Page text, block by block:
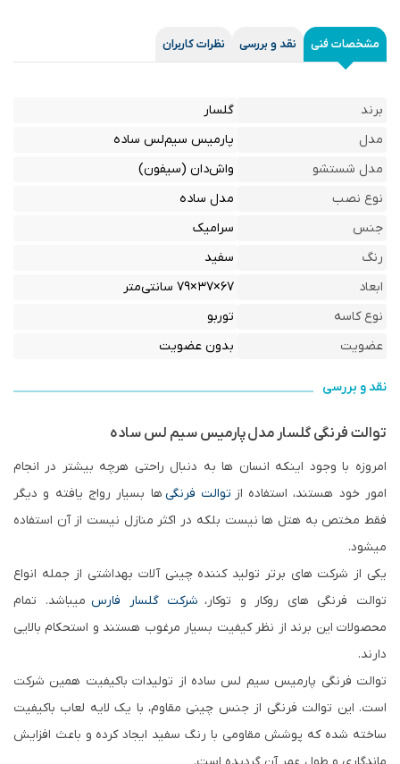
مشخصات فنی نقد و بررسی نظرات کاربران
برند
گلسار
مدل
پارمیس سیم‌لس ساده
مدل شستشو
واش‌دان (سیفون)
نوع نصب
مدل ساده
جنس
سرامیک
رنگ
سفید
ابعاد
۶۷×۳۷×۷۹ سانتی‌متر
نوع کاسه
توربو
عضویت
بدون عضویت
نقد و بررسی
توالت فرنگی گلسار مدل پارمیس سیم لس ساده
امروزه با وجود اینکه انسان ها به دنبال راحتی هرچه بیشتر در انجام
امور خود هستند، استفاده از توالت فرنگی ها بسیار رواج یافته و دیگر
فقط مختص به هتل ها نیست بلکه در اکثر منازل نیست از آن استفاده
میشود.
یکی از شرکت های برتر تولید کننده چینی آلات بهداشتی از جمله انواع
توالت فرنگی های روکار و توکار، شرکت گلسار فارسمیباشد. تمام
محصولات این برند از نظر کیفیت بسیار مرغوب هستند و استحکام بالایی
دارند.
توالت فرنگی پارمیس سیم لس ساده از تولیدات باکیفیت همین شرکت
است. این توالت فرنگی از جنس چینی مقاوم، با یک لایه لعاب باکیفیت
ساخته شده که پوشش مقاومی با رنگ سفید ایجاد کرده و باعث افزایش